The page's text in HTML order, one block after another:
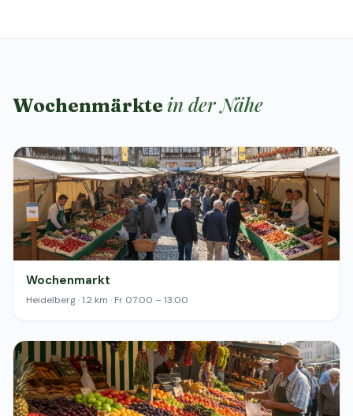
Wochenmärkte in der Nähe
Wochenmarkt
Heidelberg · 1.2 km · Fr 07:00 – 13:00